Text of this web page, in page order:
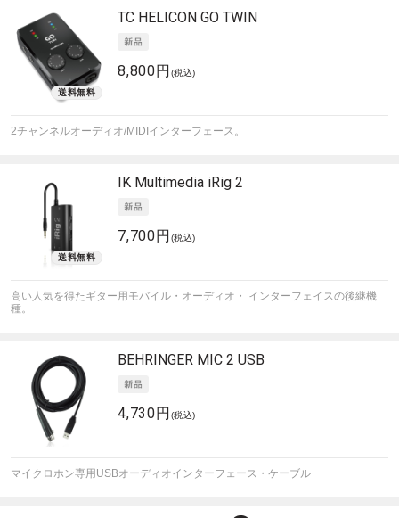
TC HELICON GO TWIN
8,800円 (税込)
2チャンネルオーディオ/MIDIインターフェース。
IK Multimedia iRig 2
7,700円 (税込)
高い人気を得たギター用モバイル・オーディオ・ インターフェイスの後継機
種。
BEHRINGER MIC 2 USB
4,730円 (税込)
マイクロホン専用USBオーディオインターフェース・ケーブル